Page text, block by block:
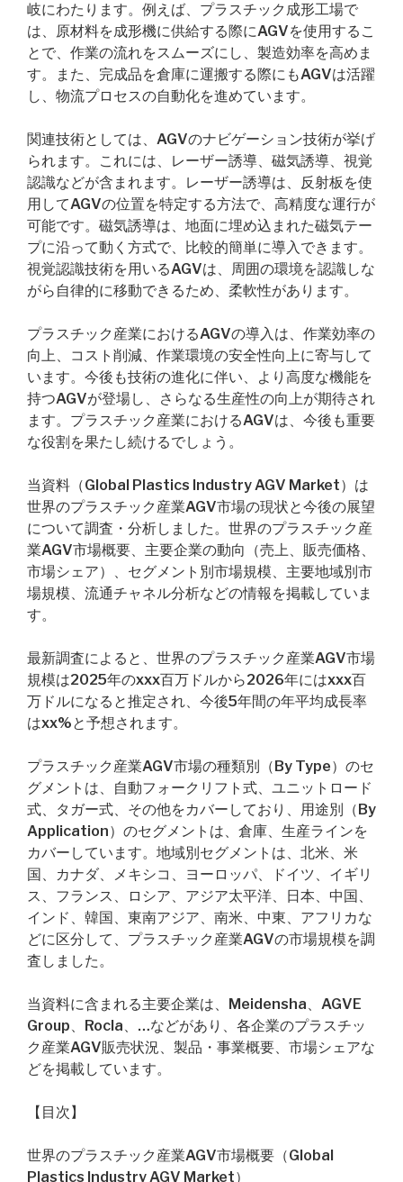
岐にわたります。例えば、プラスチック成形工場で
は、原材料を成形機に供給する際にAGVを使用するこ
とで、作業の流れをスムーズにし、製造効率を高めま
す。また、完成品を倉庫に運搬する際にもAGVは活躍
し、物流プロセスの自動化を進めています。
関連技術としては、AGVのナビゲーション技術が挙げ
られます。これには、レーザー誘導、磁気誘導、視覚
認識などが含まれます。レーザー誘導は、反射板を使
用してAGVの位置を特定する方法で、高精度な運行が
可能です。磁気誘導は、地面に埋め込まれた磁気テー
プに沿って動く方式で、比較的簡単に導入できます。
視覚認識技術を用いるAGVは、周囲の環境を認識しな
がら自律的に移動できるため、柔軟性があります。
プラスチック産業におけるAGVの導入は、作業効率の
向上、コスト削減、作業環境の安全性向上に寄与して
います。今後も技術の進化に伴い、より高度な機能を
持つAGVが登場し、さらなる生産性の向上が期待され
ます。プラスチック産業におけるAGVは、今後も重要
な役割を果たし続けるでしょう。
当資料（Global Plastics Industry AGV Market）は
世界のプラスチック産業AGV市場の現状と今後の展望
について調査・分析しました。世界のプラスチック産
業AGV市場概要、主要企業の動向（売上、販売価格、
市場シェア）、セグメント別市場規模、主要地域別市
場規模、流通チャネル分析などの情報を掲載していま
す。
最新調査によると、世界のプラスチック産業AGV市場
規模は2025年のxxx百万ドルから2026年にはxxx百
万ドルになると推定され、今後5年間の年平均成長率
はxx%と予想されます。
プラスチック産業AGV市場の種類別（By Type）のセ
グメントは、自動フォークリフト式、ユニットロード
式、タガー式、その他をカバーしており、用途別（By
Application）のセグメントは、倉庫、生産ラインを
カバーしています。地域別セグメントは、北米、米
国、カナダ、メキシコ、ヨーロッパ、ドイツ、イギリ
ス、フランス、ロシア、アジア太平洋、日本、中国、
インド、韓国、東南アジア、南米、中東、アフリカな
どに区分して、プラスチック産業AGVの市場規模を調
査しました。
当資料に含まれる主要企業は、Meidensha、AGVE
Group、Rocla、…などがあり、各企業のプラスチッ
ク産業AGV販売状況、製品・事業概要、市場シェアな
どを掲載しています。
【目次】
世界のプラスチック産業AGV市場概要（Global
Plastics Industry AGV Market）